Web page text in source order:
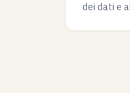
dei dati e